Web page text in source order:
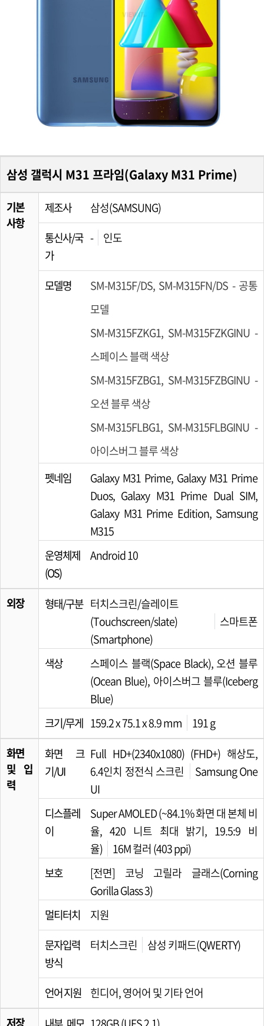
삼성 갤럭시 M31 프라임(Galaxy M31 Prime)
기본
사항
제조사
삼성(SAMSUNG)
통신사/국
가
- 인도
모델명
SM-M315F/DS, SM-M315FN/DS - 공통
모델
SM-M315FZKG1, SM-M315FZKGINU -
스페이스 블랙 색상
SM-M315FZBG1, SM-M315FZBGINU -
오션 블루 색상
SM-M315FLBG1, SM-M315FLBGINU -
아이스버그 블루 색상
펫네임
Galaxy M31 Prime, Galaxy M31 Prime
Duos, Galaxy M31 Prime Dual SIM,
Galaxy M31 Prime Edition, Samsung
M315
운영체제
(OS)
Android 10
외장 형태/구분 터치스크린/슬레이트
(Touchscreen/slate)
스마트폰
(Smartphone)
색상
스페이스 블랙(Space Black), 오션 블루
(Ocean Blue), 아이스버그 블루(Iceberg
Blue)
크기/무게 159.2 x 75.1 x 8.9 mm
191 g
화면
및 입
력
화면 크
기/UI
Full HD+(2340x1080) (FHD+) 해상도,
6.4인치 정전식 스크린
Samsung One
UI
디스플레
이
Super AMOLED (~84.1% 화면 대 본체 비
율, 420 니트 최대 밝기, 19.5:9 비
율)
16M 컬러 (403 ppi)
보호
[전면] 코닝 고릴라 글래스(Corning
Gorilla Glass 3)
멀티터치
지원
문자입력
방식
터치스크린 삼성 키패드(QWERTY)
언어 지원 힌디어, 영어어 및 기타 언어